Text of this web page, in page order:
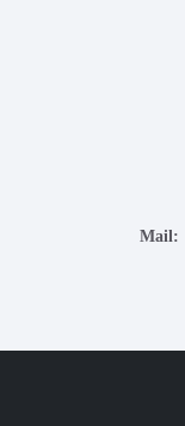
Mail: